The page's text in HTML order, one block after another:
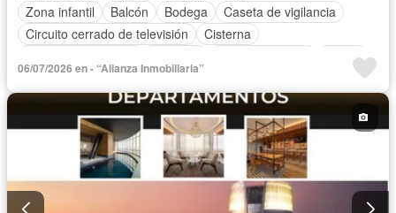
Zona infantil
Balcón Bodega
Caseta de vigilancia
Circuito cerrado de televisión
Cisterna
Jardín
Sala polivalente
Seguridad
06/07/2026 en - “Alianza Inmobiliaria”